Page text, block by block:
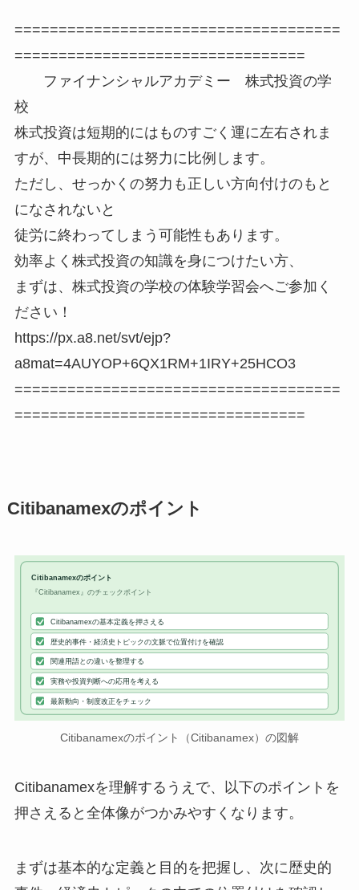
=====================================
=================================
ファイナンシャルアカデミー 株式投資の学
校
株式投資は短期的にはものすごく運に左右されま
すが、中長期的には努力に比例します。
ただし、せっかくの努力も正しい方向付けのもと
になされないと
徒労に終わってしまう可能性もあります。
効率よく株式投資の知識を身につけたい方、
まずは、株式投資の学校の体験学習会へご参加く
ださい！
https://px.a8.net/svt/ejp?
a8mat=4AUYOP+6QX1RM+1IRY+25HCO3
=====================================
=================================
Citibanamexのポイント
Citibanamexのポイント
『Citibanamex』のチェックポイント
Citibanamexの基本定義を押さえる
歴史的事件・経済史トピックの文脈で位置付けを確認
関連用語との違いを整理する
実務や投資判断への応用を考える
最新動向・制度改正をチェック
Citibanamexのポイント（Citibanamex）の図解
Citibanamexを理解するうえで、以下のポイントを
押さえると全体像がつかみやすくなります。
まずは基本的な定義と目的を把握し、次に歴史的